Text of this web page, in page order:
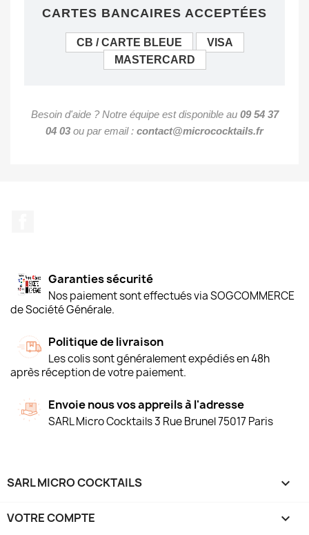
CARTES BANCAIRES ACCEPTÉES
CB / CARTE BLEUE
VISA
MASTERCARD
Besoin d'aide ? Notre équipe est disponible au 09 54 37
04 03 ou par email : contact@micrococktails.fr
Garanties sécurité
Nos paiement sont effectués via SOGCOMMERCE
de Société Générale.
Politique de livraison
Les colis sont généralement expédiés en 48h
après réception de votre paiement.
Envoie nous vos appreils à l'adresse
SARL Micro Cocktails 3 Rue Brunel 75017 Paris
SARL MICRO COCKTAILS 
VOTRE COMPTE 